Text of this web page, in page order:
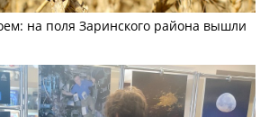
на поля Заринского района вышли